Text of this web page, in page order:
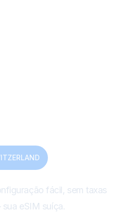
fácil, sem taxas
eSIM suíça.